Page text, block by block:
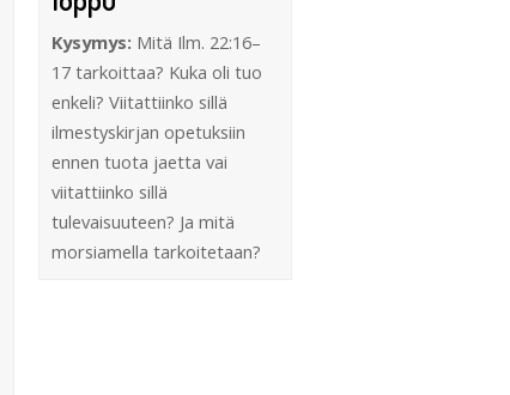
Kysymys: Mitä Ilm. 22:16–
17 tarkoittaa? Kuka oli tuo
enkeli? Viitattiinko sillä
ilmestyskirjan opetuksiin
ennen tuota jaetta vai
viitattiinko sillä
tulevaisuuteen? Ja mitä
morsiamella tarkoitetaan?